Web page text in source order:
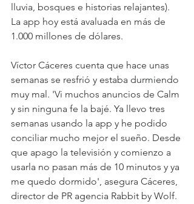
lluvia, bosques e historias relajantes).
La app hoy está avaluada en más de
1.000 millones de dólares.
Víctor Cáceres cuenta que hace unas
semanas se resfrió y estaba durmiendo
muy mal. 'Vi muchos anuncios de Calm
y sin ninguna fe la bajé. Ya llevo tres
semanas usando la app y he podido
conciliar mucho mejor el sueño. Desde
que apago la televisión y comienzo a
usarla no pasan más de 10 minutos y ya
me quedo dormido', asegura Cáceres,
director de PR agencia Rabbit by Wolf.